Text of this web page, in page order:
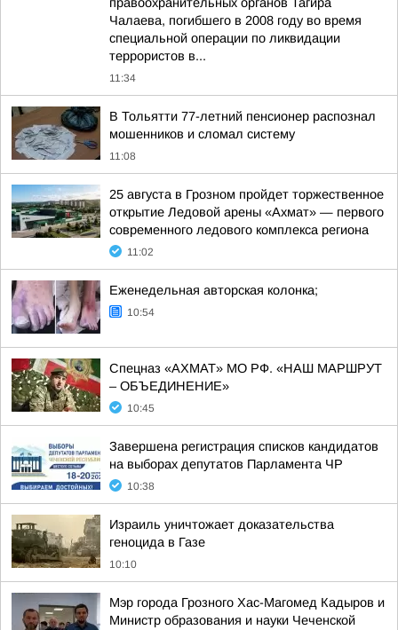
Чалаева, погибшего в 2008 году во время
специальной операции по ликвидации
террористов в...
11:34
В Тольятти 77-летний пенсионер распознал
мошенников и сломал систему
11:08
25 августа в Грозном пройдет торжественное
открытие Ледовой арены «Ахмат» — первого
современного ледового комплекса региона
11:02
Еженедельная авторская колонка;
10:54
Спецназ «АХМАТ» МО РФ. «НАШ МАРШРУТ
– ОБЪЕДИНЕНИЕ»
10:45
Завершена регистрация списков кандидатов
на выборах депутатов Парламента ЧР
10:38
Израиль уничтожает доказательства
геноцида в Газе
10:10
Мэр города Грозного Хас-Магомед Кадыров и
Министр образования и науки Чеченской